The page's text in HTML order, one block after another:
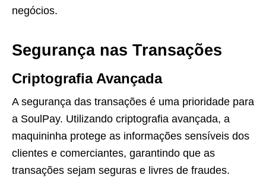
negócios.
Segurança nas Transações
Criptografia Avançada
A segurança das transações é uma prioridade para
a SoulPay. Utilizando criptografia avançada, a
maquininha protege as informações sensíveis dos
clientes e comerciantes, garantindo que as
transações sejam seguras e livres de fraudes.